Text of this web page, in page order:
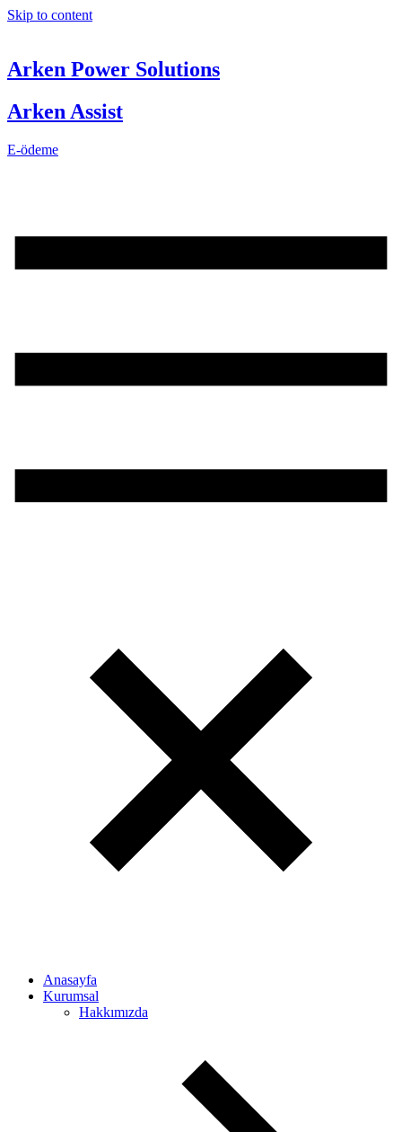
Skip to content
Arken Power Solutions
Arken Assist
E-ödeme
Anasayfa
Kurumsal
Hakkımızda